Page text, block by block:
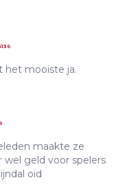
het mooiste ja.
maakte ze
wel geld voor spelers
oid